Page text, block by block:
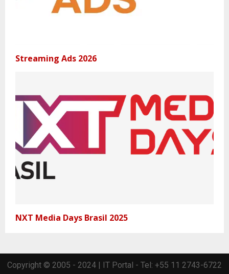
Streaming Ads 2026
NXT Media Days Brasil 2025
Copyright © 2005 - 2024 | IT Portal - Tel: +55 11 2743-6722